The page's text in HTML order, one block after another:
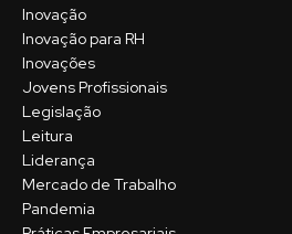
Inovação
Inovação para RH
Inovações
Jovens Profissionais
Legislação
Leitura
Liderança
Mercado de Trabalho
Pandemia